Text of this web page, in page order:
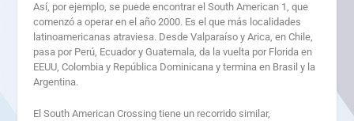
Así, por ejemplo, se puede encontrar el South American 1, que
comenzó a operar en el año 2000. Es el que más localidades
latinoamericanas atraviesa. Desde Valparaíso y Arica, en Chile,
pasa por Perú, Ecuador y Guatemala, da la vuelta por Florida en
EEUU, Colombia y República Dominicana y termina en Brasil y la
Argentina.
El South American Crossing tiene un recorrido similar,